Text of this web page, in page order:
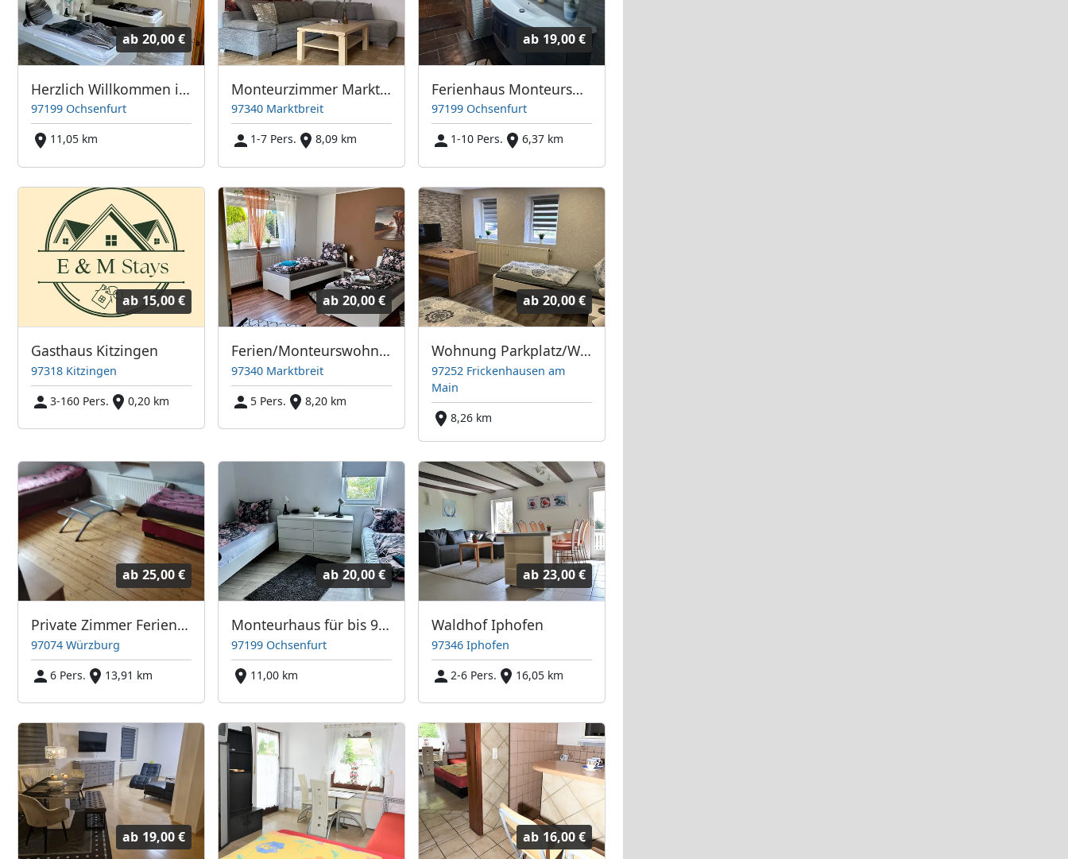
ab 20,00 €
Herzlich Willkommen in unserer komfortablen Monteurwohnung
97199 Ochsenfurt
11,05 km
Monteurzimmer Marktbreit
97340 Marktbreit
1-7 Pers.
8,09 km
ab 19,00 €
Ferienhaus Monteursunterkunft
97199 Ochsenfurt
1-10 Pers.
6,37 km
ab 15,00 €
Gasthaus Kitzingen
97318 Kitzingen
3-160 Pers.
0,20 km
ab 20,00 €
Ferien/Monteurswohnung mit malerischem Ausblick
97340 Marktbreit
5 Pers.
8,20 km
ab 20,00 €
Wohnung Parkplatz/WLAN/max.3Pers.
97252 Frickenhausen am
Main
8,26 km
ab 25,00 €
Private Zimmer Ferien Apartment Übernachtung
97074 Würzburg
6 Pers.
13,91 km
ab 20,00 €
Monteurhaus für bis 9 Personen
97199 Ochsenfurt
11,00 km
ab 23,00 €
Waldhof Iphofen
97346 Iphofen
2-6 Pers.
16,05 km
ab 19,00 € ab 16,00 €